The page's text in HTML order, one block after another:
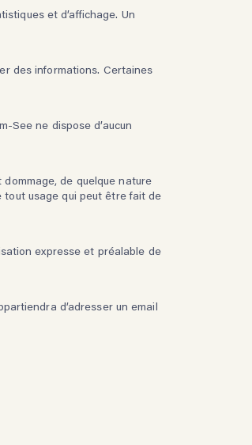
et d’affichage. Un
des informations. Certaines
See ne dispose d’aucun
de quelque nature
tout usage qui peut être fait de
expresse et préalable de
d’adresser un email